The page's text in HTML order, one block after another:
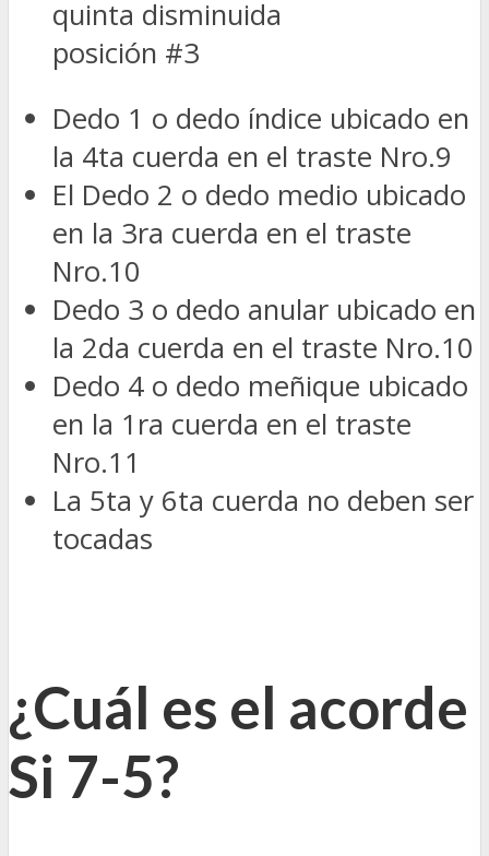
quinta disminuida
posición #3
Dedo 1 o dedo índice ubicado en
la 4ta cuerda en el traste Nro.9
El Dedo 2 o dedo medio ubicado
en la 3ra cuerda en el traste
Nro.10
Dedo 3 o dedo anular ubicado en
la 2da cuerda en el traste Nro.10
Dedo 4 o dedo meñique ubicado
en la 1ra cuerda en el traste
Nro.11
La 5ta y 6ta cuerda no deben ser
tocadas
¿Cuál es el acorde
Si 7-5?